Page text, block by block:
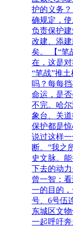
护的义务
确规定，
负责保护
改建、添
矣。 【“笔
在，这是
“笔战”推
吗？每每
命运，是
不完。哈
象台、关
保护都是
说过这样
断。”我之
史文脉。
下去的动
曾一智：
一的目的
号、6号伍
东城区文
一起呼吁